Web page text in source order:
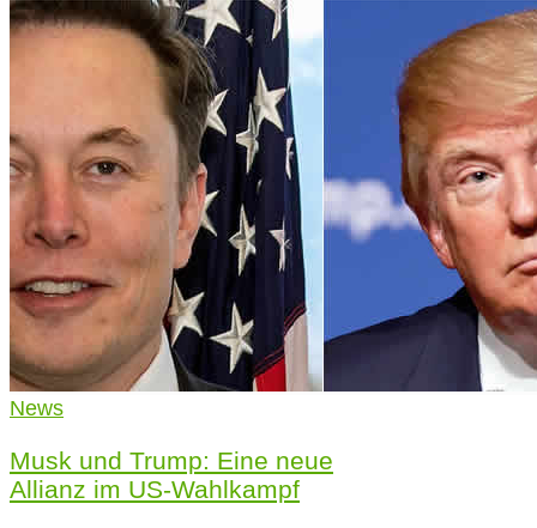
News
Musk und Trump: Eine neue
Allianz im US-Wahlkampf